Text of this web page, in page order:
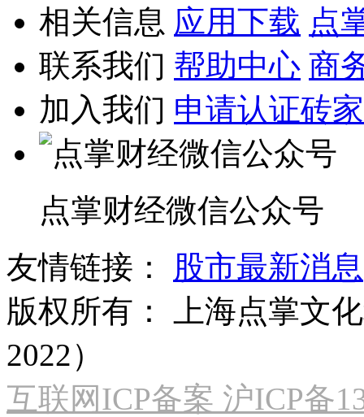
相关信息 应用下载 点
联系我们 帮助中心 商
加入我们 申请认证砖家
点掌财经微信公众号
友情链接：
股市最新消息
版权所有：
上海点掌文
2022）
互联网ICP备案 沪ICP备